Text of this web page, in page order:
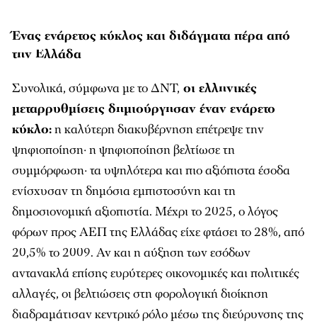
Ένας ενάρετος κύκλος και διδάγματα πέρα από
την Ελλάδα
Συνολικά, σύμφωνα με το ΔΝΤ, οι ελληνικές
μεταρρυθμίσεις δημιούργησαν έναν ενάρετο
κύκλο:η καλύτερη διακυβέρνηση επέτρεψε την
ψηφιοποίηση· η ψηφιοποίηση βελτίωσε τη
συμμόρφωση· τα υψηλότερα και πιο αξιόπιστα έσοδα
ενίσχυσαν τη δημόσια εμπιστοσύνη και τη
δημοσιονομική αξιοπιστία. Μέχρι το 2025, ο λόγος
φόρων προς ΑΕΠ της Ελλάδας είχε φτάσει το 28%, από
20,5% το 2009. Αν και η αύξηση των εσόδων
αντανακλά επίσης ευρύτερες οικονομικές και πολιτικές
αλλαγές, οι βελτιώσεις στη φορολογική διοίκηση
διαδραμάτισαν κεντρικό ρόλο μέσω της διεύρυνσης της